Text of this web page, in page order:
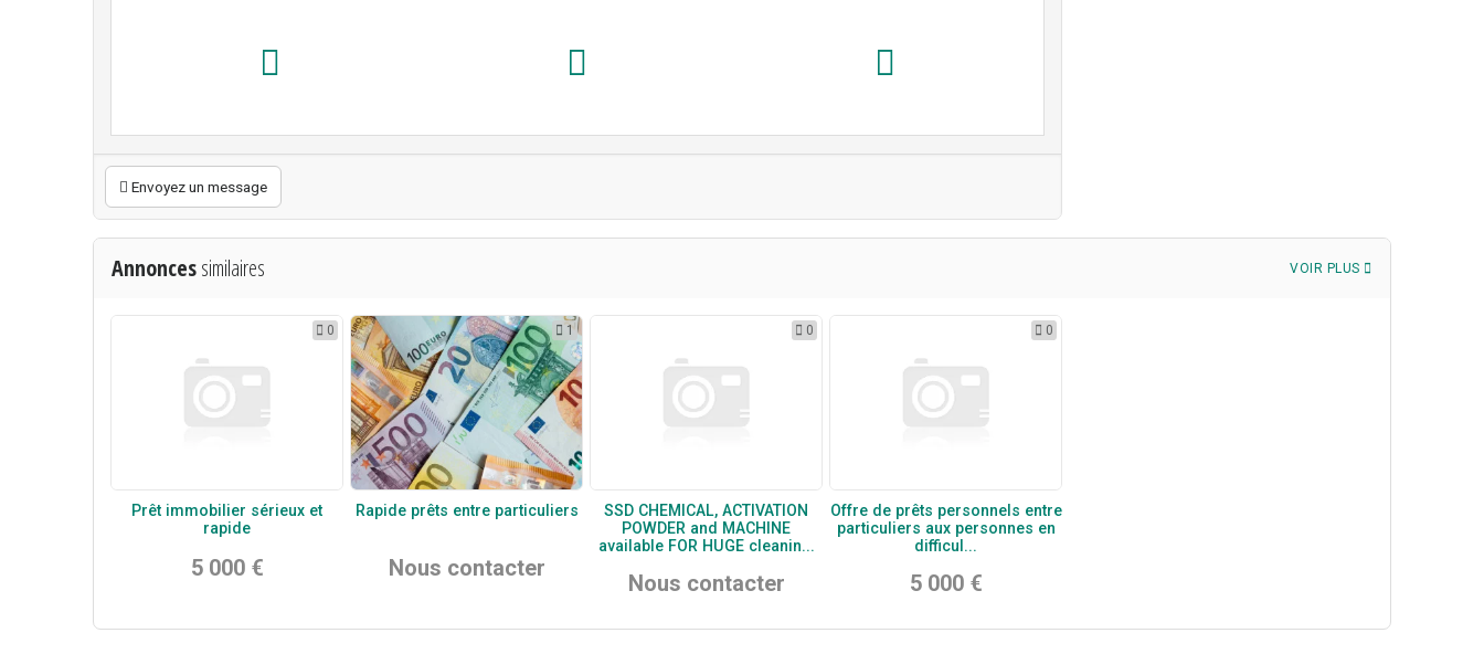
Envoyez un message
Annoncessimilaires VOIR PLUS
0
Prêt immobilier sérieux et
rapide
5 000 €
1
Rapide prêts entre particuliers
Nous contacter
0
SSD CHEMICAL, ACTIVATION
POWDER and MACHINE
available FOR HUGE cleanin...
Nous contacter
0
Offre de prêts personnels entre
particuliers aux personnes en
difficul...
5 000 €